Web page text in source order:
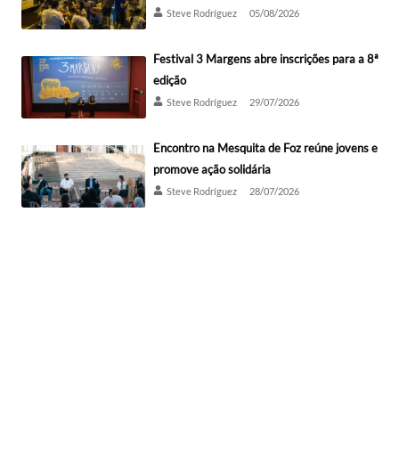
Steve Rodríguez 05/08/2026
Festival 3 Margens abre inscrições para a 8ª
edição
Steve Rodríguez 29/07/2026
Encontro na Mesquita de Foz reúne jovens e
promove ação solidária
Steve Rodríguez 28/07/2026